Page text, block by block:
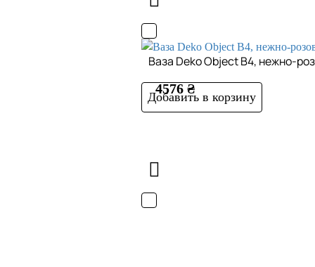
Ваза Deko Object B4, нежно-
4576 ₴
Добавить в корзину